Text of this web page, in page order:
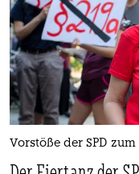
Vorstöße der SPD